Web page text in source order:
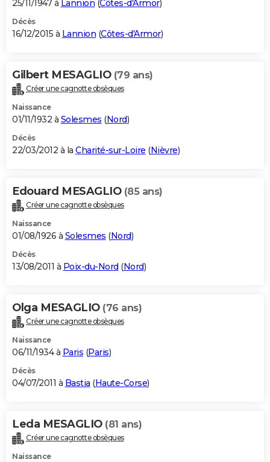
25/11/1947 à Lannion (Côtes-d'Armor)
Décès
16/12/2015 à Lannion (Côtes-d'Armor)
Gilbert MESAGLIO (79 ans)
Créer une cagnotte obsèques
Naissance
01/11/1932 à Solesmes (Nord)
Décès
22/03/2012 à la Charité-sur-Loire (Nièvre)
Edouard MESAGLIO (85 ans)
Créer une cagnotte obsèques
Naissance
01/08/1926 à Solesmes (Nord)
Décès
13/08/2011 à Poix-du-Nord (Nord)
Olga MESAGLIO (76 ans)
Créer une cagnotte obsèques
Naissance
06/11/1934 à Paris (Paris)
Décès
04/07/2011 à Bastia (Haute-Corse)
Leda MESAGLIO (81 ans)
Créer une cagnotte obsèques
Naissance